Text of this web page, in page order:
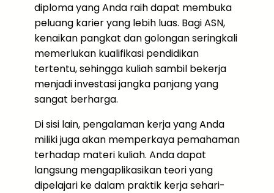
diploma yang Anda raih dapat membuka
peluang karier yang lebih luas. Bagi ASN,
kenaikan pangkat dan golongan seringkali
memerlukan kualifikasi pendidikan
tertentu, sehingga kuliah sambil bekerja
menjadi investasi jangka panjang yang
sangat berharga.
Di sisi lain, pengalaman kerja yang Anda
miliki juga akan memperkaya pemahaman
terhadap materi kuliah. Anda dapat
langsung mengaplikasikan teori yang
dipelajari ke dalam praktik kerja sehari-